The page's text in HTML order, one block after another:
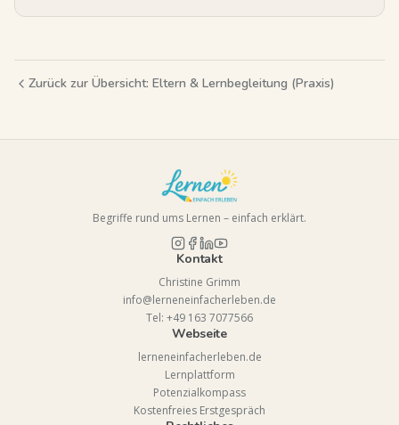
Zurück zur Übersicht: Eltern & Lernbegleitung (Praxis)
Begriffe rund ums Lernen – einfach erklärt.
Kontakt
Christine Grimm
info@lerneneinfacherleben.de
Tel: +49 163 7077566
Webseite
lerneneinfacherleben.de
Lernplattform
Potenzialkompass
Kostenfreies Erstgespräch